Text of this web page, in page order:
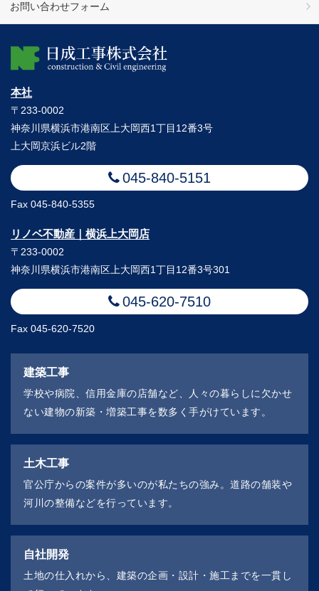
お問い合わせフォーム
本社
〒233-0002
神奈川県横浜市港南区上大岡西1丁目12番3号
上大岡京浜ビル2階
045-840-5151
Fax 045-840-5355
リノベ不動産｜横浜上大岡店
〒233-0002
神奈川県横浜市港南区上大岡西1丁目12番3号301
045-620-7510
Fax 045-620-7520
建築工事
学校や病院、信用金庫の店舗など、人々の暮らしに欠かせ
ない建物の新築・増築工事を数多く手がけています。
土木工事
官公庁からの案件が多いのが私たちの強み。 道路の舗装や
河川の整備などを行っています。
自社開発
土地の仕入れから、建築の企画・設計・施工までを一貫し